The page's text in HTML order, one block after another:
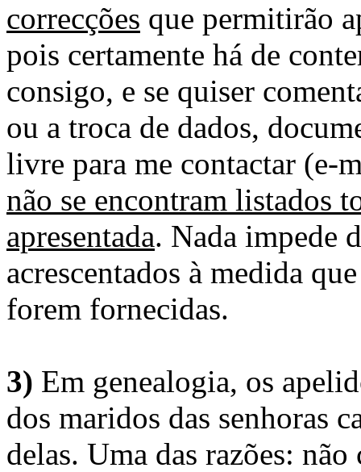
correcções que permitirão
pois certamente há de
consigo, e se quiser
ou a troca de dados,
livre para me contactar (e-
não se encontram listados
apresentada. Nada impede
acrescentados à medida
forem fornecidas.
3) Em genealogia, os
dos maridos das senhoras
delas. Uma das razões: